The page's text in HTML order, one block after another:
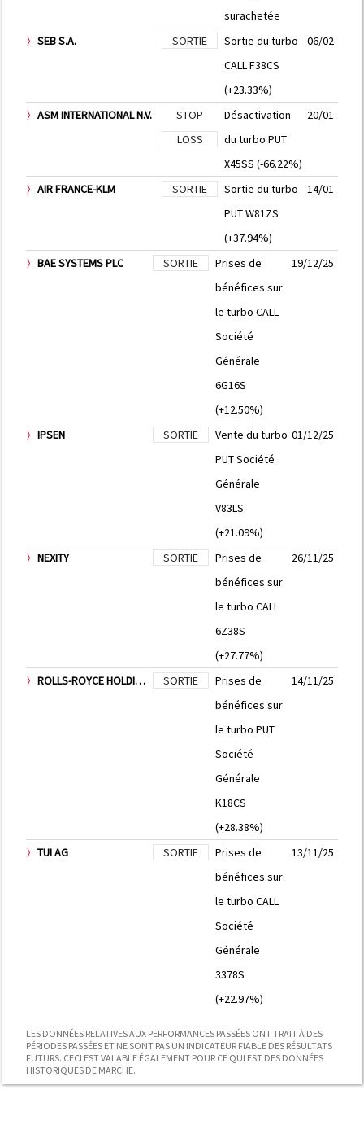
surachetée
SEB S.A. SORTIE
Sortie du turbo
CALL F38CS
(+23.33%)
06/02
ASM INTERNATIONAL N.V.
STOP
LOSS
Désactivation
du turbo PUT
X45SS (-66.22%)
20/01
AIR FRANCE-KLM SORTIE
Sortie du turbo
PUT W81ZS
(+37.94%)
14/01
BAE SYSTEMS PLC SORTIE
Prises de
bénéfices sur
le turbo CALL
Société
Générale
6G16S
(+12.50%)
19/12/25
IPSEN SORTIE
Vente du turbo
PUT Société
Générale
V83LS
(+21.09%)
01/12/25
NEXITY SORTIE
Prises de
bénéfices sur
le turbo CALL
6Z38S
(+27.77%)
26/11/25
ROLLS-ROYCE HOLDINGS PLC SORTIE
Prises de
bénéfices sur
le turbo PUT
Société
Générale
K18CS
(+28.38%)
14/11/25
TUI AG SORTIE
Prises de
bénéfices sur
le turbo CALL
Société
Générale
3378S
(+22.97%)
13/11/25
LES DONNÉES RELATIVES AUX PERFORMANCES PASSÉES ONT TRAIT À DES
PÉRIODES PASSÉES ET NE SONT PAS UN INDICATEUR FIABLE DES RÉSULTATS
FUTURS. CECI EST VALABLE ÉGALEMENT POUR CE QUI EST DES DONNÉES
HISTORIQUES DE MARCHE.